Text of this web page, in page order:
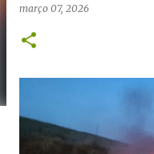
março 07, 2026